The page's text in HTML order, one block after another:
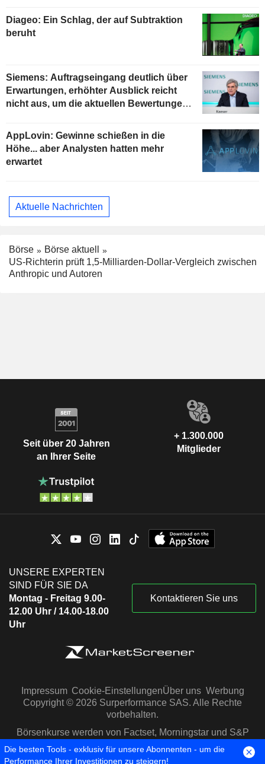
Diageo: Ein Schlag, der auf Subtraktion
beruht
Siemens: Auftragseingang deutlich über
Erwartungen, erhöhter Ausblick reicht
nicht aus, um die aktuellen Bewertungen
AppLovin: Gewinne schießen in die
Höhe... aber Analysten hatten mehr
erwartet
Aktuelle Nachrichten
Börse
Börse aktuell
US-Richterin prüft 1,5-Milliarden-Dollar-Vergleich zwischen
Anthropic und Autoren
Seit über 20 Jahren
an Ihrer Seite
+ 1.300.000
Mitglieder
UNSERE EXPERTEN
SIND FÜR SIE DA
Montag - Freitag 9.00-
12.00 Uhr / 14.00-18.00
Uhr
Kontaktieren Sie uns
Impressum Cookie-EinstellungenÜber uns Werbung
Copyright © 2026 Surperformance SAS. Alle Rechte
vorbehalten.
Börsenkurse werden von Factset, Morningstar und S&P
Capital IQ zur Verfügung gestellt
Die besten Tools - exklusiv für unsere Abonnenten - um die
Performance Ihrer Investitionen zu steigern!